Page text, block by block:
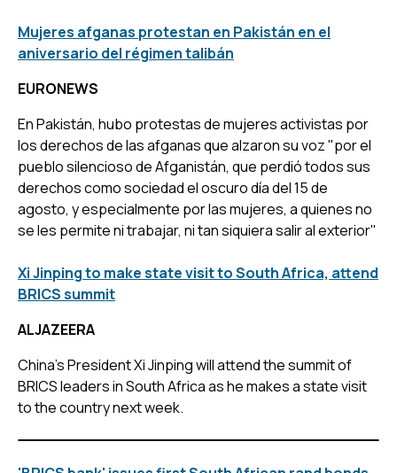
Mujeres afganas protestan en Pakistán en el
aniversario del régimen talibán
EURONEWS
En Pakistán, hubo protestas de mujeres activistas por
los derechos de las afganas que alzaron su voz "por el
pueblo silencioso de Afganistán, que perdió todos sus
derechos como sociedad el oscuro día del 15 de
agosto, y especialmente por las mujeres, a quienes no
se les permite ni trabajar, ni tan siquiera salir al exterior"
Xi Jinping to make state visit to South Africa, attend
BRICS summit
ALJAZEERA
China’s President Xi Jinping will attend the summit of
BRICS leaders in South Africa as he makes a state visit
to the country next week.